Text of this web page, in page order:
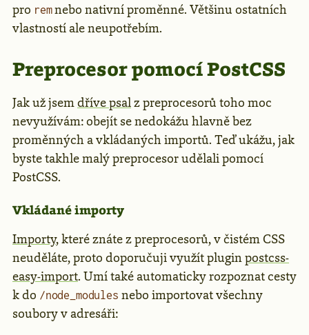
pro remnebo nativní proměnné. Většinu ostatních
vlastností ale neupotřebím.
Preprocesor pomocí PostCSS
Jak už jsemdříve psalz preprocesorů toho moc
nevyužívám: obejít se nedokážu hlavně bez
proměnných a vkládaných importů. Teď ukážu, jak
byste takhle malý preprocesor udělali pomocí
PostCSS.
Vkládané importy
Importy, které znáte z preprocesorů, v čistém CSS
neuděláte, proto doporučuji využít pluginpostcss-
easy-import. Umí také automaticky rozpoznat cesty
k do /node_modules nebo importovat všechny
soubory v adresáři: